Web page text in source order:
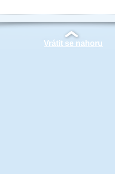
Vrátit se nahoru